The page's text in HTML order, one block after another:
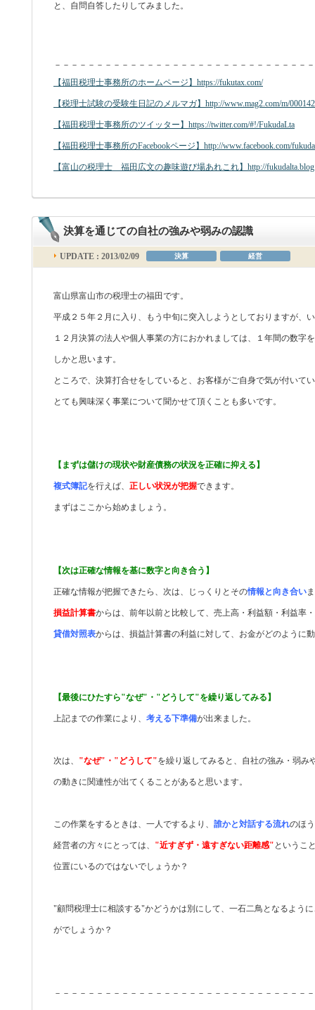
と、自問自答したりしてみました。
－－－－－－－－－－－－－－－－－－－－－－－－－－－－－－
【福田税理士事務所のホームページ】https://fukutax.com/
【税理士試験の受験生日記のメルマガ】http://www.mag2.com/m/
【福田税理士事務所のツイッター】https://twitter.com/#!/FukudaLta
【福田税理士事務所のFacebookページ】http://www.facebook.com/
【富山の税理士 福田広文の趣味遊び場あれこれ】http://
決算を通じての自社の強みや弱みの認識
UPDATE : 2013/02/09 決算 経営
富山県富山市の税理士の福田です。
平成２５年２月に入り、もう中旬に突入しようとしておりますが、
１２月決算の法人や個人事業の方におかれましては、１年間の数字
しかと思います。
ところで、決算打合せをしていると、お客様がご自身で気が付いて
とても興味深く事業について聞かせて頂くことも多いです。
【まずは儲けの現状や財産債務の状況を正確に抑える】
複式簿記を行えば、 正しい状況が把握できます。
まずはここから始めましょう。
【次は正確な情報を基に数字と向き合う】
正確な情報が把握できたら、次は、じっくりとその情報と向き合い
損益計算書からは、前年以前と比較して、売上高・利益額・利益率
貸借対照表からは、損益計算書の利益に対して、お金がどのように
【最後にひたすら"なぜ"・"どうして"を繰り返してみる】
上記までの作業により、 考える下準備が出来ました。
次は、 "なぜ"・"どうして"を繰り返してみると、自社の強み・弱み
の動きに関連性が出てくることがあると思います。
この作業をするときは、一人でするより、 誰かと対話する流れのほ
経営者の方々にとっては、 "近すぎず・遠すぎない距離感" というこ
位置にいるのではないでしょうか？
"顧問税理士に相談する"かどうかは別にして、一石二鳥となるよう
がでしょうか？
－－－－－－－－－－－－－－－－－－－－－－－－－－－－－－